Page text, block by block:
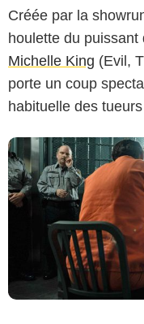
Créée par la
houlette du
Michelle King (Evil,
porte un coup
habituelle des